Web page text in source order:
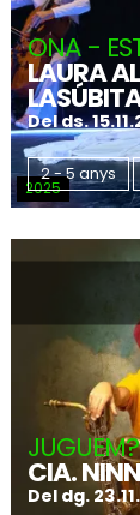
2025
ONA -
LAURA
Del ds.
2 - 5 anys
JUGUEM?
CIA.
Del dg.